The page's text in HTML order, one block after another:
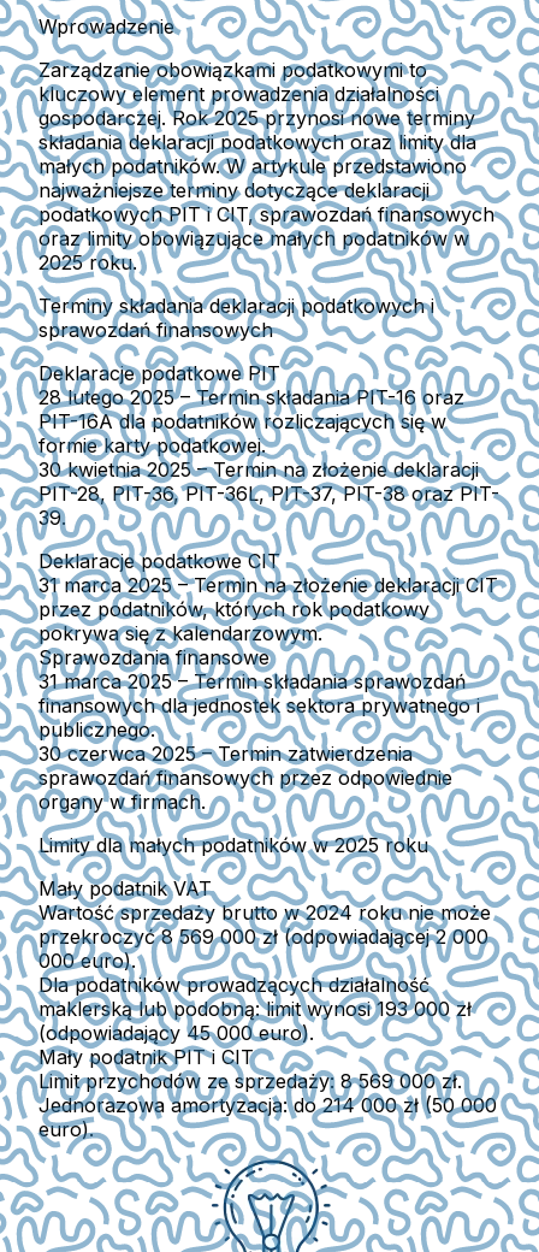
Wprowadzenie
Zarządzanie obowiązkami podatkowymi to
kluczowy element prowadzenia działalności
gospodarczej. Rok 2025 przynosi nowe terminy
składania deklaracji podatkowych oraz limity dla
małych podatników. W artykule przedstawiono
najważniejsze terminy dotyczące deklaracji
podatkowych PIT i CIT, sprawozdań finansowych
oraz limity obowiązujące małych podatników w
2025 roku.
Terminy składania deklaracji podatkowych i
sprawozdań finansowych
Deklaracje podatkowe PIT
28 lutego 2025– Termin składania PIT-16 oraz
PIT-16A dla podatników rozliczających się w
formie karty podatkowej.
30 kwietnia 2025– Termin na złożenie deklaracji
PIT-28, PIT-36, PIT-36L, PIT-37, PIT-38 oraz PIT-
39.
Deklaracje podatkowe CIT
31 marca 2025– Termin na złożenie deklaracji CIT
przez podatników, których rok podatkowy
pokrywa się z kalendarzowym.
Sprawozdania finansowe
31 marca 2025– Termin składania sprawozdań
finansowych dla jednostek sektora prywatnego i
publicznego.
30 czerwca 2025– Termin zatwierdzenia
sprawozdań finansowych przez odpowiednie
organy w firmach.
Limity dla małych podatników w 2025 roku
Mały podatnik VAT
Wartość sprzedaży brutto w 2024 roku nie może
przekroczyć 8 569 000 zł (odpowiadającej 2 000
000 euro).
Dla podatników prowadzących działalność
maklerską lub podobną: limit wynosi 193 000 zł
(odpowiadający 45 000 euro).
Mały podatnik PIT i CIT
Limit przychodów ze sprzedaży: 8 569 000 zł.
Jednorazowa amortyzacja: do 214 000 zł (50 000
euro).